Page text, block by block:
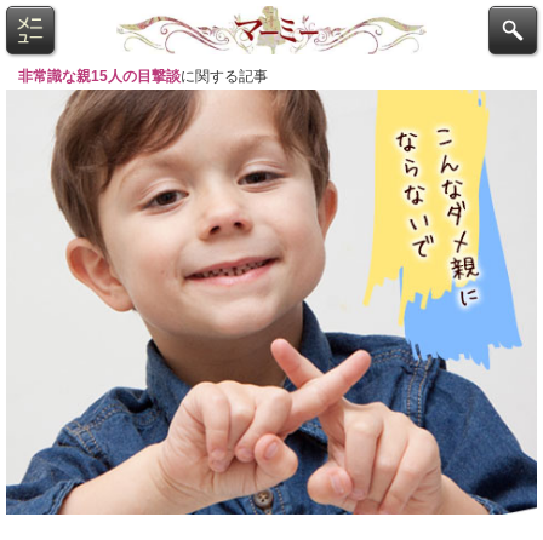
非常識な親15人の目撃談に関する記事